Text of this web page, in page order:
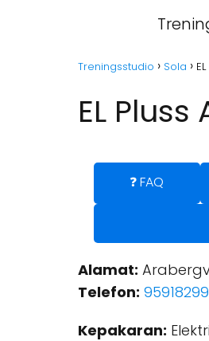
Treningsstudio Sola
EL Pluss
❓ FAQ
Alamat:
Telefon: 95918299
Kepakaran: